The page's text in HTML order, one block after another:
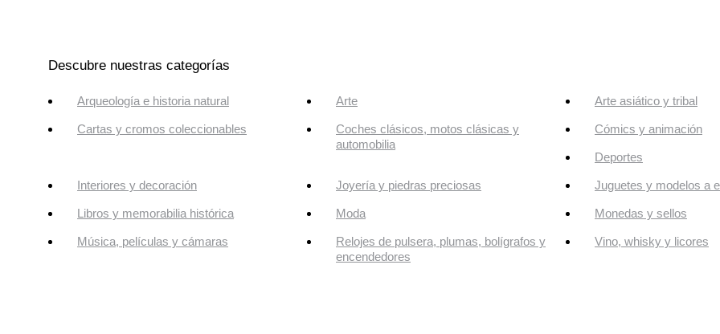
Descubre nuestras categorías
Arqueología e historia natural Arte Arte asiático y tribal
Cartas y cromos coleccionables
Coches clásicos, motos clásicas y
automobilia
Cómics y animación
Deportes
Interiores y decoración Joyería y piedras preciosas Juguetes y modelos a
Libros y memorabilia histórica Moda Monedas y sellos
Música, películas y cámaras
Relojes de pulsera, plumas, bolígrafos y
encendedores
Vino, whisky y licores